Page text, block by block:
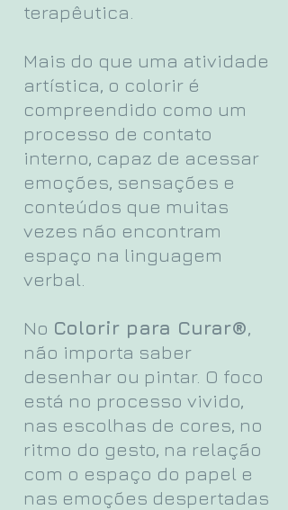
terapêutica.
Mais do que uma atividade
artística, o colorir é
compreendido como um
processo de contato
interno, capaz de acessar
emoções, sensações e
conteúdos que muitas
vezes não encontram
espaço na linguagem
verbal.
No Colorir para Curar®,
não importa saber
desenhar ou pintar. O foco
está no processo vivido,
nas escolhas de cores, no
ritmo do gesto, na relação
com o espaço do papel e
nas emoções despertadas